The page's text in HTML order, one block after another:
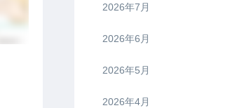
2026年7月
2026年6月
2026年5月
2026年4月